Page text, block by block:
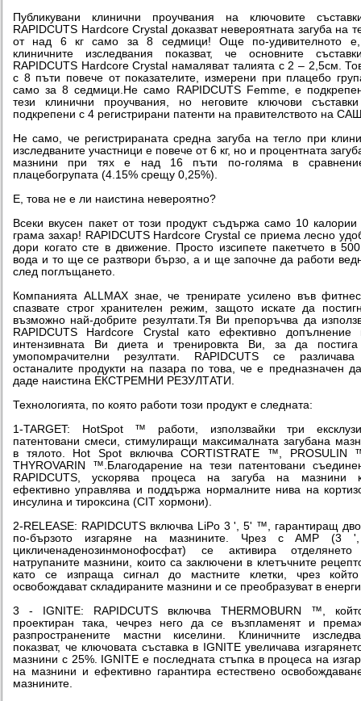
Публикувани клинични проучвания на ключовите
RAPIDCUTS Hardcore Crystal доказват невероятната загуба на
от над 6 кг само за 8 седмици! Още по-удивителното
клиничните изследвания показват, че основните
RAPIDCUTS Hardcore Crystal намаляват талията с 2 – 2,5см.
с 8 пъти повече от показателите, измерени при плацебо
само за 8 седмици.Не само RAPIDCUTS Femme, е
тези клинични проучвания, но неговите ключови
подкрепени с 4 регистрирани патенти на правителството на
Не само, че регистрираната средна загуба на тегло при
изследваните участници е повече от 6 кг, но и процентната
мазнини при тях е над 16 пъти по-голяма в
плацебогрупата (4.15% срещу 0,25%).
Е, това не е ли наистина невероятно?
Всеки вкусен пакет от този продукт съдържа само 10
грама захар! RAPIDCUTS Hardcore Crystal се приема лесно
дори когато сте в движение. Просто изсипете пакетчето в
вода и то ще се разтвори бързо, а и ще започне да работи
след поглъщането.
Компанията ALLMAX знае, че тренирате усилено във
спазвате строг хранителен режим, защото искате да
възможно най-добрите резултати.Тя Ви препоръчва да
RAPIDCUTS Hardcore Crystal като ефективно допълнение
интензивната Ви диета и тренировкта Ви, за да
умопомрачителни резултати. RAPIDCUTS се
останалите продукти на пазара по това, че е предназначен
даде наистина ЕКСТРЕМНИ РЕЗУЛТАТИ.
Технологията, по която работи този продукт е следната:
1-TARGET: HotSpot ™ работи, използвайки три
патентовани смеси, стимулиращи максималната загубана
в тялото. Hot Spot включва CORTISTRATE ™, PROSULIN
THYROVARIN ™.Благодарение на тези патентовани
RAPIDCUTS, ускорява процеса на загуба на мазнини
ефективно управлява и поддържа нормалните нива на
инсулина и тироксина (CIT хормони).
2-RELEASE: RAPIDCUTS включва LiPo 3 ', 5' ™, гарантиращ
по-бързото изгаряне на мазнините. Чрез c AMP (3
цикличенаденозинмонофосфат) се активира
натрупаните мазнини, които са заключени в клетъчните
като се изпраща сигнал до мастните клетки, чрез
освобождават складираните мазнини и се преобразуват в
3 - IGNITE: RAPIDCUTS включва THERMOBURN ™,
проектиран така, чечрез него да се възпламенят и
разпространените мастни киселини. Клиничните
показват, че ключовата съставка в IGNITE увеличава
мазнини с 25%. IGNITE е последната стъпка в процеса на
на мазнини и ефективно гарантира естествено
мазнините.